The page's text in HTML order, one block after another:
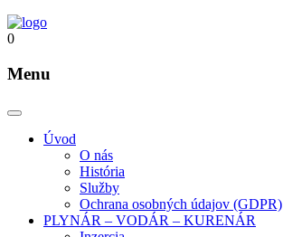
0
Menu
Úvod
O nás
História
Služby
Ochrana osobných údajov (GDPR)
PLYNÁR – VODÁR – KURENÁR